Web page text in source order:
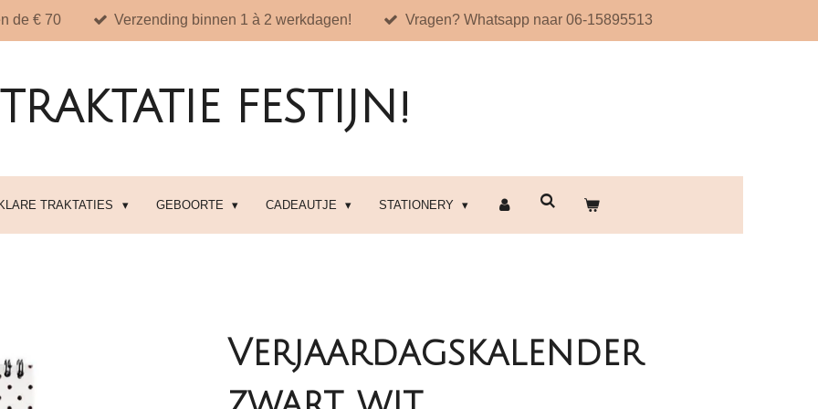
de € 70 Verzending binnen 1 à 2 werkdagen! Vragen? Whatsapp naar 06-15895513
TRAKTATIE FESTIJN!
TRAKTATIES GEBOORTE CADEAUTJE STATIONERY
Verjaardagskalender